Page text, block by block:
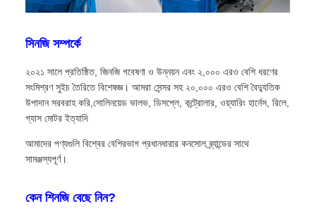
সিনজি সম্পর্কে
২০২১ সালে প্রতিষ্ঠিত, জিনজি গবেষণা ও উন্নয়ন এবং ২,০০০ এরও বেশি ধরণের
সংমিশ্রণ সুইচ তৈরিতে বিশেষজ্ঞ। আমরা সেন্সর সহ ২০,০০০ এরও বেশি বৈদ্যুতিক
উপাদান সরবরাহ করি,সোলিনয়েড ভালভ, ডিসপ্লে, কন্ট্রোলার, ওয়্যারিং হার্নেস, রিলে,
গ্যাস মোটর ইত্যাদি
আমাদের পণ্যগুলি বিশ্বের বেশিরভাগ প্রধানধারার কনসোল ব্র্যান্ডের সাথে
সামঞ্জস্যপূর্ণ।
কেন শিনজি বেছে নিন?